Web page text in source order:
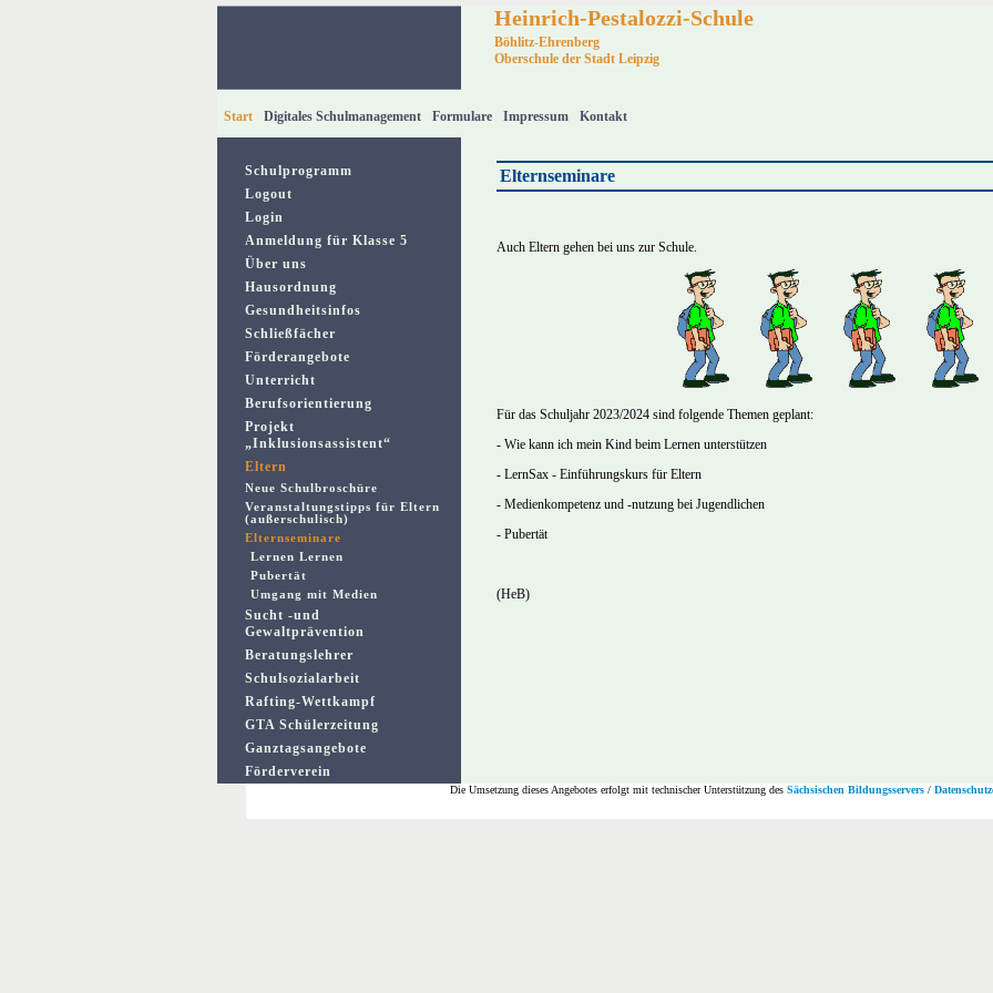
Heinrich-Pestalozzi-Schule
Böhlitz-Ehrenberg
Oberschule der Stadt Leipzig
Start Digitales Schulmanagement Formulare Impressum Kontakt
Elternseminare
Auch Eltern gehen bei uns zur Schule.
Für das Schuljahr 2023/2024 sind folgende Themen geplant:
- Wie kann ich mein Kind beim Lernen unterstützen
- LernSax - Einführungskurs für Eltern
- Medienkompetenz und -nutzung bei Jugendlichen
- Pubertät
(HeB)
Schulprogramm
Logout
Login
Anmeldung für Klasse 5
Über uns
Hausordnung
Gesundheitsinfos
Schließfächer
Förderangebote
Unterricht
Berufsorientierung
Projekt
„Inklusionsassistent“
Eltern
Neue Schulbroschüre
Veranstaltungstipps für Eltern
(außerschulisch)
Elternseminare
Lernen Lernen
Pubertät
Umgang mit Medien
Sucht -und
Gewaltprävention
Beratungslehrer
Schulsozialarbeit
Rafting-Wettkampf
GTA Schülerzeitung
Ganztagsangebote
Förderverein
Die Umsetzung dieses Angebotes erfolgt mit technischer Unterstützung des Sächsischen Bildungsservers /